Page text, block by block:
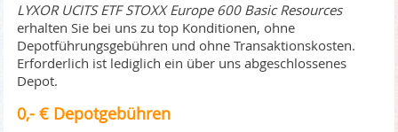
LYXOR UCITS ETF STOXX Europe 600 Basic Resources
erhalten Sie bei uns zu top Konditionen, ohne
Depotführungsgebühren und ohne Transaktionskosten.
Erforderlich ist lediglich ein über uns abgeschlossenes
Depot.
0,- € Depotgebühren